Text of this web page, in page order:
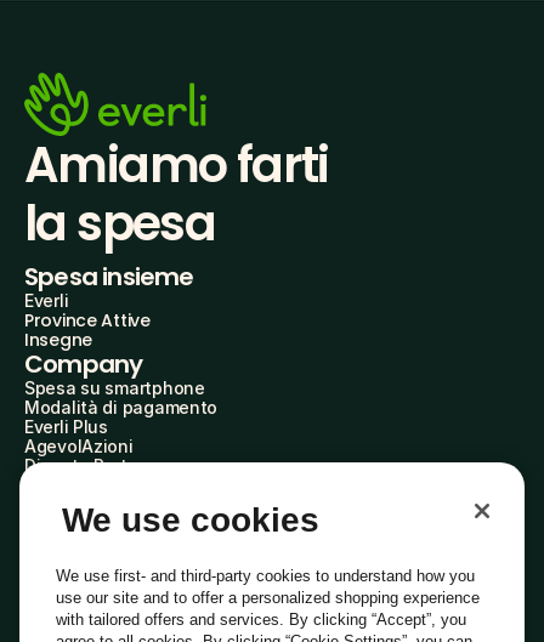
Amiamo farti
la spesa
Spesa insieme
Everli
Province Attive
Insegne
Company
Spesa su smartphone
Modalità di pagamento
Everli Plus
AgevolAzioni
Diventa Partner
Everli Shoppers
About Us
Everli News
Domande frequenti
Lavora con noi
Diventa Shopper
We use cookies
We use first- and third-party cookies to understand how you
use our site and to offer a personalized shopping experience
with tailored offers and services. By clicking “Accept”, you